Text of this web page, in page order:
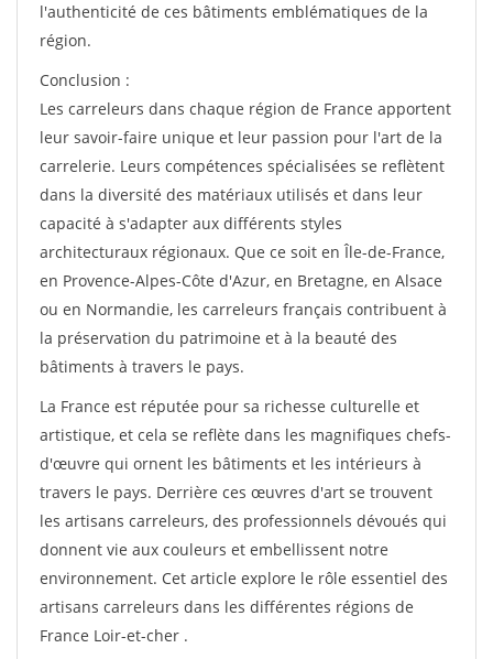
l'authenticité de ces bâtiments emblématiques de la
région.
Conclusion :
Les carreleurs dans chaque région de France apportent
leur savoir-faire unique et leur passion pour l'art de la
carrelerie. Leurs compétences spécialisées se reflètent
dans la diversité des matériaux utilisés et dans leur
capacité à s'adapter aux différents styles
architecturaux régionaux. Que ce soit en Île-de-France,
en Provence-Alpes-Côte d'Azur, en Bretagne, en Alsace
ou en Normandie, les carreleurs français contribuent à
la préservation du patrimoine et à la beauté des
bâtiments à travers le pays.
La France est réputée pour sa richesse culturelle et
artistique, et cela se reflète dans les magnifiques chefs-
d'œuvre qui ornent les bâtiments et les intérieurs à
travers le pays. Derrière ces œuvres d'art se trouvent
les artisans carreleurs, des professionnels dévoués qui
donnent vie aux couleurs et embellissent notre
environnement. Cet article explore le rôle essentiel des
artisans carreleurs dans les différentes régions de
France Loir-et-cher .